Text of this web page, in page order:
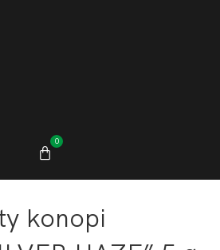
0
konopi